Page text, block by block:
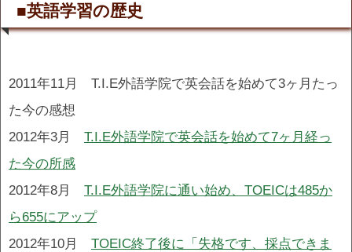
■英語学習の歴史
2011年11月 T.I.E外語学院で英会話を始めて3ヶ月たっ
た今の感想
2012年3月 T.I.E外語学院で英会話を始めて7ヶ月経っ
た今の所感
2012年8月 T.I.E外語学院に通い始め、TOEICは485か
ら655にアップ
2012年10月 TOEIC終了後に「失格です、採点できま